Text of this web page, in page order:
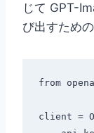
じて GPT-
び出すため
from
client =